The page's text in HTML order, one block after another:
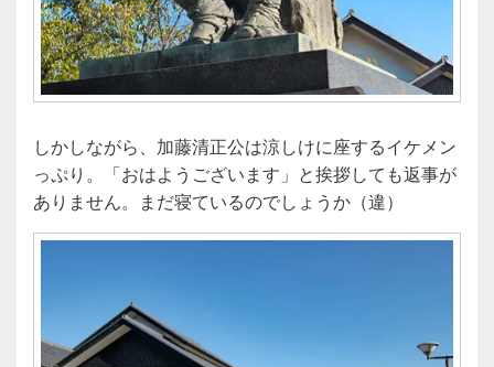
しかしながら、加藤清正公は涼しけに座するイケメン
っぷり。「おはようございます」と挨拶しても返事が
ありません。まだ寝ているのでしょうか（違）